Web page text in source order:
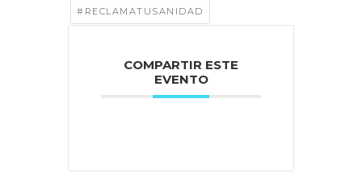
#RECLAMATUSANIDAD
COMPARTIR ESTE
EVENTO